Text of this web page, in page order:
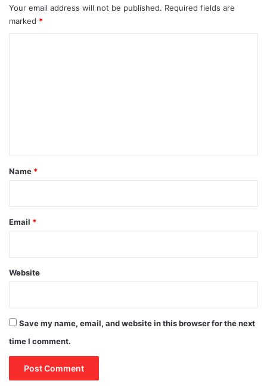
Your email address will not be published. Required fields are
marked *
*
Name *
Email *
Website
Save my name, email, and website in this browser for the next
time I comment.